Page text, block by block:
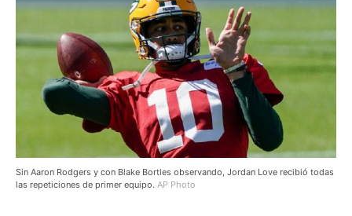
Sin Aaron Rodgers y con Blake Bortles observando, Jordan Love recibió todas
las repeticiones de primer equipo. AP Photo